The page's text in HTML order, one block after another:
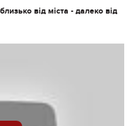
від міста - далеко від